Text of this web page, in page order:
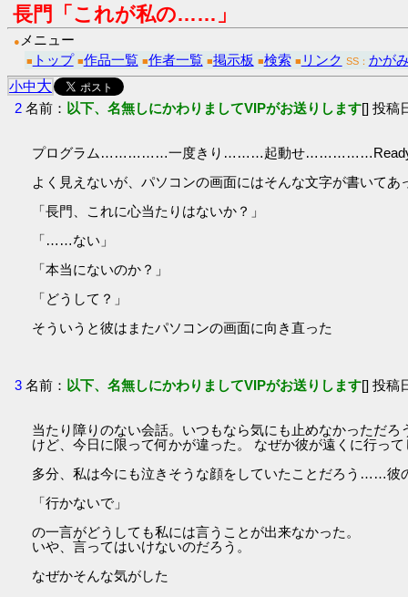
長門「これが私の……」
● メニュー
■ トップ ■作品一覧 ■作者一覧 ■掲示板 ■検索 ■ リンク SS： かが
小中大
2 名前： 以下、名無しにかわりましてVIPがお送りします[] 投稿
プログラム……………一度きり………起動せ
よく見えないが、パソコンの画面にはそんな文字が書いて
「長門、これに心当たりはないか？」
「……ない」
「本当にないのか？」
「どうして？」
そういうと彼はまたパソコンの画面に向き直った
3 名前： 以下、名無しにかわりましてVIPがお送りします[] 投稿
当たり障りのない会話。いつもなら気にも止めなかっただ
けど、今日に限って何かが違った。 なぜか彼が遠くに行っ
多分、私は今にも泣きそうな顔をしていたことだろう……彼
「行かないで」
の一言がどうしても私には言うことが出来なかった。
いや、言ってはいけないのだろう。
なぜかそんな気がした